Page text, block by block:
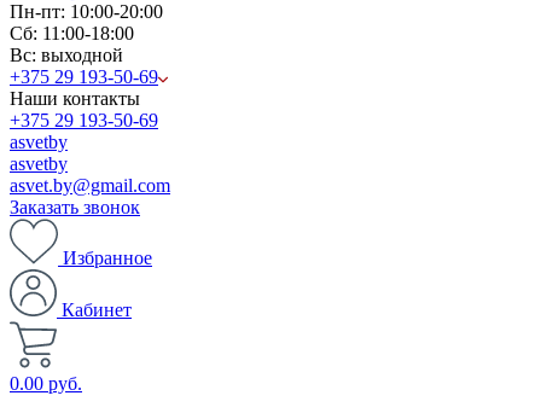
Пн-пт: 10:00-20:00
Сб: 11:00-18:00
Вс: выходной
+375 29 193-50-69
Наши контакты
+375 29 193-50-69
asvetby
asvetby
asvet.by@gmail.com
Заказать звонок
Избранное
Кабинет
0.00 руб.